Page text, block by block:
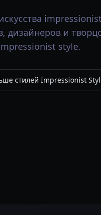
impressionist
дизайнеров и
style.
стилей Impressionist